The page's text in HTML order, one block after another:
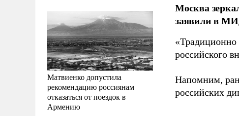
Матвиенко допустила
рекомендацию россиянам
отказаться от поездок в
Армению
Москва
заявили в
«Традиционно
российского
Напомним,
российских